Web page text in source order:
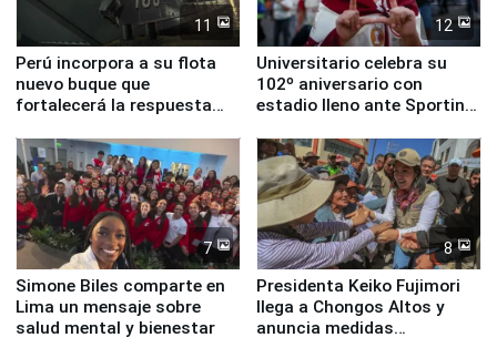
11
Perú incorpora a su flota
nuevo buque que
fortalecerá la respuesta
12
Universitario celebra su
102º aniversario con
estadio lleno ante Sporting
7
Simone Biles comparte en
Lima un mensaje sobre
salud mental y bienestar
8
Presidenta Keiko Fujimori
llega a Chongos Altos y
anuncia medidas